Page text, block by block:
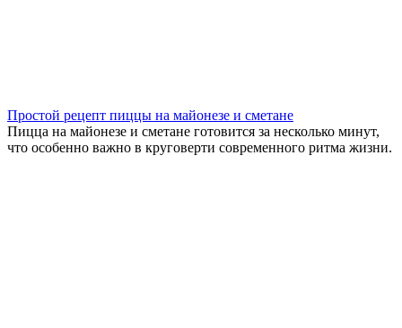
Простой рецепт пиццы на майонезе и сметане
Пицца на майонезе и сметане готовится за несколько минут,
что особенно важно в круговерти современного ритма жизни.